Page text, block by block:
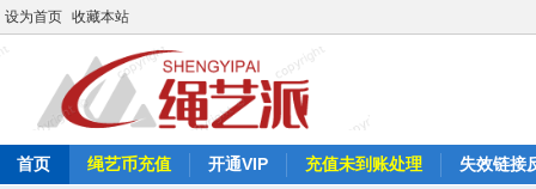
设为首页 收藏本站
首页 绳艺币充值 开通VIP 充值未到账处理 失效链接